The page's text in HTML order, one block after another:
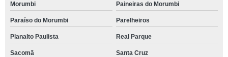
Morumbi Paineiras do Morumbi
Paraíso do Morumbi Parelheiros
Planalto Paulista Real Parque
Sacomã Santa Cruz